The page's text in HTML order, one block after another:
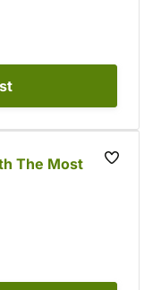
The Most